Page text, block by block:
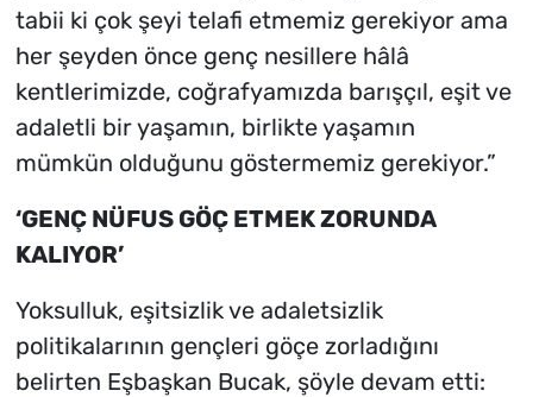
tabii ki çok şeyi telafi etmemiz gerekiyor ama
her şeyden önce genç nesillere hâlâ
kentlerimizde, coğrafyamızda barışçıl, eşit ve
adaletli bir yaşamın, birlikte yaşamın
mümkün olduğunu göstermemiz gerekiyor.”
‘GENÇ NÜFUS GÖÇ ETMEK ZORUNDA
KALIYOR’
Yoksulluk, eşitsizlik ve adaletsizlik
politikalarının gençleri göçe zorladığını
belirten Eşbaşkan Bucak, şöyle devam etti: